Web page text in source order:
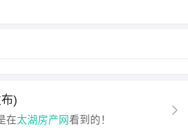
)
在太湖房产网看到的！